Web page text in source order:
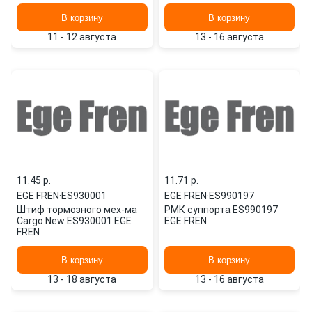
В корзину
11 - 12 августа
В корзину
13 - 16 августа
11.45 p.
EGE FREN·ES930001
Штиф тормозного мех-ма
Cargo New ES930001 EGE
FREN
В корзину
13 - 18 августа
11.71 p.
EGE FREN·ES990197
РМК суппорта ES990197
EGE FREN
В корзину
13 - 16 августа